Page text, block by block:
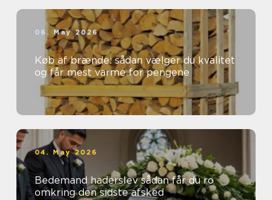
06. May 2026
Køb af brænde: sådan vælger du kvalitet
og får mest varme for pengene
04. May 2026
Bedemand haderslev sådan får du ro
omkring den sidste afsked